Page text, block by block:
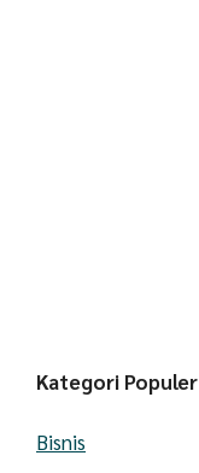
Kategori Populer
Bisnis